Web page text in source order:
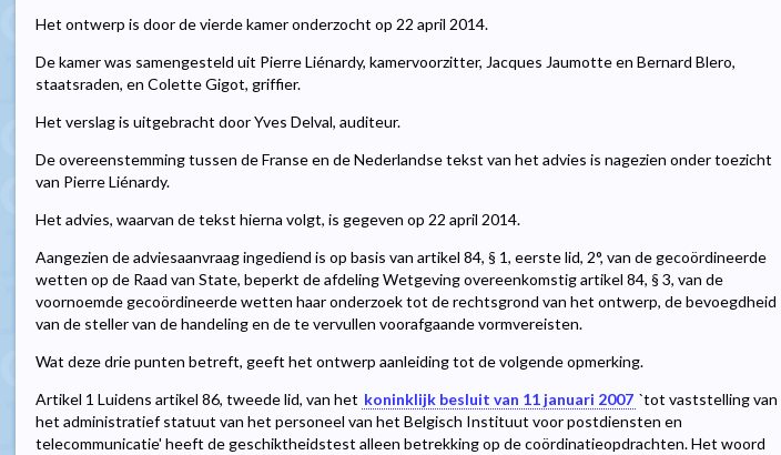
Het ontwerp is door de vierde kamer onderzocht op 22 april 2014.
De kamer was samengesteld uit Pierre Liénardy, kamervoorzitter, Jacques Jaumotte en Bernard Blero,
staatsraden, en Colette Gigot, griffier.
Het verslag is uitgebracht door Yves Delval, auditeur.
De overeenstemming tussen de Franse en de Nederlandse tekst van het advies is nagezien onder toezicht
van Pierre Liénardy.
Het advies, waarvan de tekst hierna volgt, is gegeven op 22 april 2014.
Aangezien de adviesaanvraag ingediend is op basis van artikel 84, § 1, eerste lid, 2°, van de gecoördineerde
wetten op de Raad van State, beperkt de afdeling Wetgeving overeenkomstig artikel 84, § 3, van de
voornoemde gecoördineerde wetten haar onderzoek tot de rechtsgrond van het ontwerp, de bevoegdheid
van de steller van de handeling en de te vervullen voorafgaande vormvereisten.
Wat deze drie punten betreft, geeft het ontwerp aanleiding tot de volgende opmerking.
Artikel 1 Luidens artikel 86, tweede lid, van het koninklijk besluit van 11 januari 2007 `tot vaststelling van
het administratief statuut van het personeel van het Belgisch Instituut voor postdiensten en
telecommunicatie' heeft de geschiktheidstest alleen betrekking op de coördinatieopdrachten. Het woord